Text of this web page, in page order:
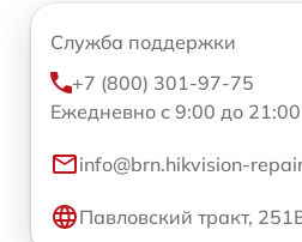
Служба поддержки
+7 (800) 301-97-75
Ежедневно с 9:00 до 21:00
info@brn.hikvision-
Павловский тракт,